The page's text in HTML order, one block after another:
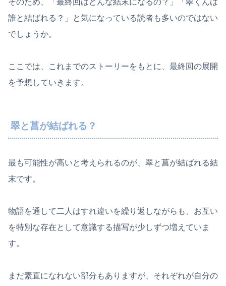
誰と結ばれる？」と気になっている読者も多いのではない
でしょうか。
ここでは、これまでのストーリーをもとに、最終回の展開
を予想していきます。
翠と菖が結ばれる？
最も可能性が高いと考えられるのが、翠と菖が結ばれる結
末です。
物語を通して二人はすれ違いを繰り返しながらも、お互い
を特別な存在として意識する描写が少しずつ増えていま
す。
まだ素直になれない部分もありますが、それぞれが自分の